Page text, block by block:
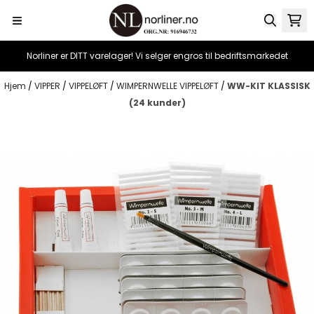
Hopp til innhold
Norliner er DITT varelager! Vi selger engros til bedriftsmarkedet
Hjem / VIPPER / VIPPELØFT / WIMPERNWELLE VIPPELØFT / WW-KIT KLASSISK
(24 kunder)